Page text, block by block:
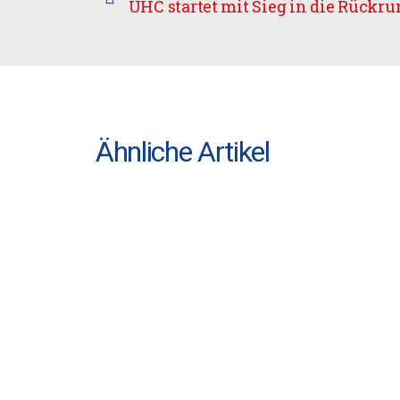
UHC startet mit Sieg in die
Ähnliche Artikel